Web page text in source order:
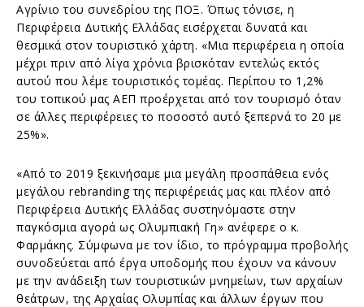
Αγρίνιο του συνεδρίου της ΠΟΞ. Όπως τόνισε, η
Περιφέρεια Δυτικής Ελλάδας εισέρχεται δυνατά και
θεσμικά στον τουριστικό χάρτη. «Μια περιφέρεια η οποία
μέχρι πριν από λίγα χρόνια βρισκόταν εντελώς εκτός
αυτού που λέμε τουριστικός τομέας. Περίπου το 1,2%
του τοπικού μας ΑΕΠ προέρχεται από τον τουρισμό όταν
σε άλλες περιφέρειες το ποσοστό αυτό ξεπερνά το 20 με
25%».
«Από το 2019 ξεκινήσαμε μια μεγάλη προσπάθεια ενός
μεγάλου rebranding της περιφέρειάς μας και πλέον από
Περιφέρεια Δυτικής Ελλάδας συστηνόμαστε στην
παγκόσμια αγορά ως Ολυμπιακή Γη» ανέφερε ο κ.
Φαρμάκης. Σύμφωνα με τον ίδιο, το πρόγραμμα προβολής
συνοδεύεται από έργα υποδομής που έχουν να κάνουν
με την ανάδειξη των τουριστικών μνημείων, των αρχαίων
θεάτρων, της Αρχαίας Ολυμπίας και άλλων έργων που